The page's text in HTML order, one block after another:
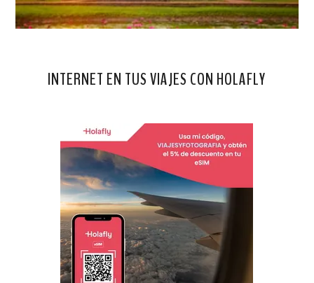
INTERNET EN TUS VIAJES CON HOLAFLY